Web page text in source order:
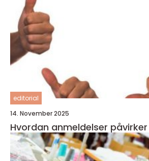
editorial
14. November 2025
Hvordan anmeldelser